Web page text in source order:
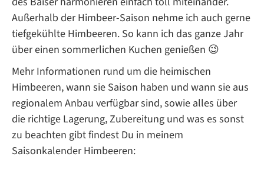
Außerhalb der Himbeer-Saison nehme ich auch gerne
tiefgekühlte Himbeeren. So kann ich das ganze Jahr
über einen sommerlichen Kuchen genießen 😉
Mehr Informationen rund um die heimischen
Himbeeren, wann sie Saison haben und wann sie aus
regionalem Anbau verfügbar sind, sowie alles über
die richtige Lagerung, Zubereitung und was es sonst
zu beachten gibt findest Du in meinem
Saisonkalender Himbeeren: